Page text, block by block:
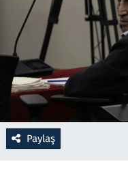
Paylaş
Resmi İlanlar
Rüya Tabirleri
Sağlık
Savunma Sanayi